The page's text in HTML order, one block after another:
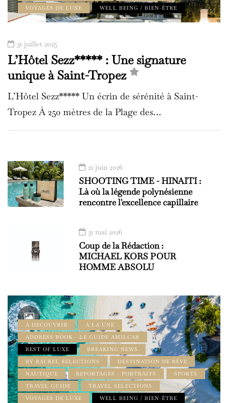
VOYAGES DE LUXE
WELL BEING / BIEN-ÊTRE
31 juillet 2025
L’Hôtel Sezz***** : Une signature
unique à Saint-Tropez
L’Hôtel Sezz***** Un écrin de sérénité à Saint-
Tropez À 250 mètres de la Plage des…
21 juin 2026
SHOOTING TIME - HINAITI :
Là où la légende polynésienne
rencontre l'excellence capillaire
31 mai 2026
Coup de la Rédaction :
MICHAEL KORS POUR
HOMME ABSOLU
À DÉCOUVRIR
À LA UNE
ADDRESS BOOK - LE GUIDE AMILCAR
BEST OF LUXE
BREAKING NEWS
BY RACKEL SELECTIONS
DESTINATION DE RÊVE
NAUTIQUE
REPORTAGES - PORTRAITS
SPORTS
TRAVEL GUIDE
TRAVEL SELECTIONS
VOYAGES DE LUXE
WELL BEING / BIEN-ÊTRE